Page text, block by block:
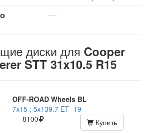
---
диски для Cooper
STT 31x10.5 R15
OFF-ROAD Wheels BL
7x15 ; 5x139.7 ET -19
8100
Купить